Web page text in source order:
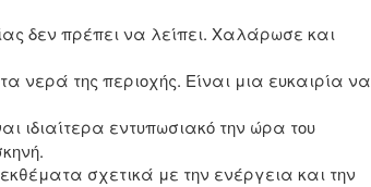
δεν πρέπει να λείπει. Χαλάρωσε και
νερά της περιοχής. Είναι μια ευκαιρία να
ιδιαίτερα εντυπωσιακό την ώρα του
σχετικά με την ενέργεια και την